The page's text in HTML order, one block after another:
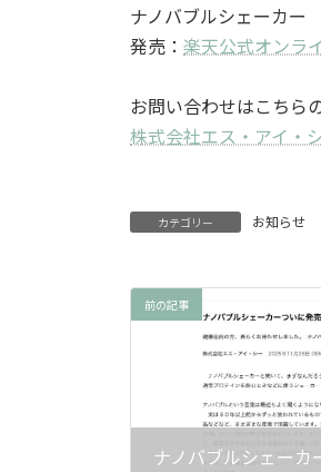
ナノバブルシェーカー
発売： 楽天公式オンラ
お問い合わせはこちら
株式会社エス・アイ・
カテゴリー お知らせ
前の記事
ナノバブルシェー